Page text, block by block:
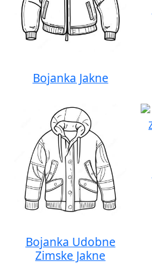
Bojanka Jakne
Bojanka Udobne
Zimske Jakne